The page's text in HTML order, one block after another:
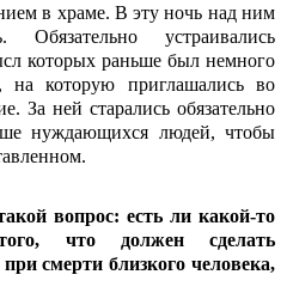
в храме. В эту ночь над ним
устраивались
которых раньше был немного
на которую приглашались во
За ней старались обязательно
нуждающихся людей, чтобы
вопрос: есть ли какой-то
что должен сделать
смерти близкого человека,